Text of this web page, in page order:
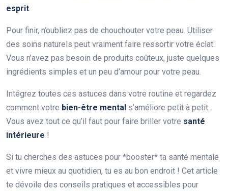
esprit.
Pour finir, n’oubliez pas de chouchouter votre peau. Utiliser
des soins naturels peut vraiment faire ressortir votre éclat.
Vous n’avez pas besoin de produits coûteux, juste quelques
ingrédients simples et un peu d’amour pour votre peau.
Intégrez toutes ces astuces dans votre routine et regardez
comment votre bien-être mental s’améliore petit à petit.
Vous avez tout ce qu’il faut pour faire briller votre santé
intérieure !
Si tu cherches des astuces pour *booster* ta santé mentale
et vivre mieux au quotidien, tu es au bon endroit ! Cet article
te dévoile des conseils pratiques et accessibles pour